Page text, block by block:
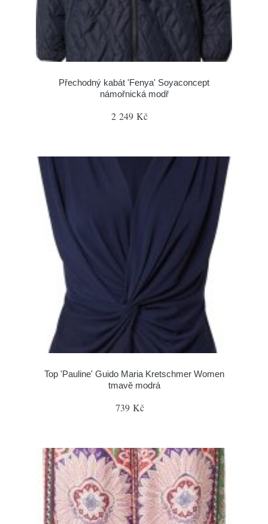
Přechodný kabát 'Fenya' Soyaconcept
námořnická modř
2 249 Kč
Top 'Pauline' Guido Maria Kretschmer Women
tmavě modrá
739 Kč